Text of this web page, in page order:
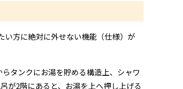
い方に絶対に外せない機能（仕様）が
タンクにお湯を貯める構造上、シャワ
が2階にあると、お湯を上へ押し上げる